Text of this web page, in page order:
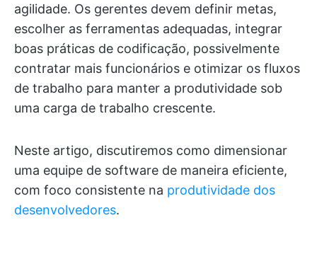
agilidade. Os gerentes devem definir metas,
escolher as ferramentas adequadas, integrar
boas práticas de codificação, possivelmente
contratar mais funcionários e otimizar os fluxos
de trabalho para manter a produtividade sob
uma carga de trabalho crescente.
Neste artigo, discutiremos como dimensionar
uma equipe de software de maneira eficiente,
com foco consistente na produtividade dos
desenvolvedores.